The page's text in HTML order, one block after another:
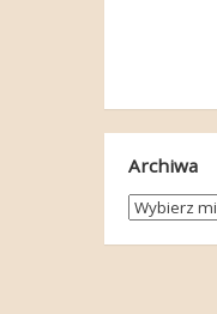
Archiwa
Archiwa